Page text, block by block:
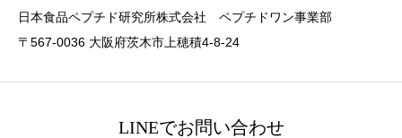
日本食品ペプチド研究所株式会社 ペプチドワン事業部
〒567-0036 大阪府茨木市上穂積4-8-24
LINEでお問い合わせ